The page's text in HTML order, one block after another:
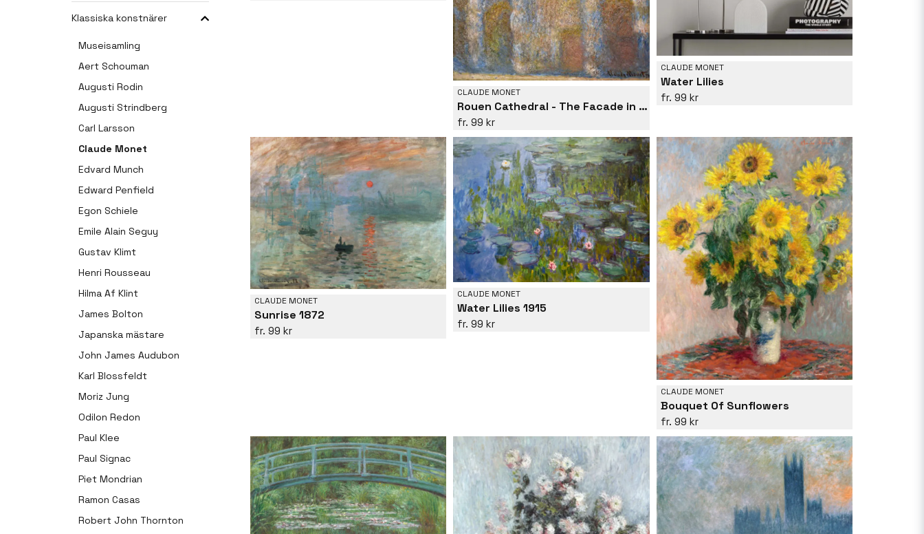
Klassiska konstnärer
Museisamling
Aert Schouman
Augusti Rodin
Augusti Strindberg
Carl Larsson
Claude Monet
Edvard Munch
Edward Penfield
Egon Schiele
Emile Alain Seguy
Gustav Klimt
Henri Rousseau
Hilma Af Klint
James Bolton
Japanska mästare
John James Audubon
Karl Blossfeldt
Moriz Jung
Odilon Redon
Paul Klee
Paul Signac
Piet Mondrian
Ramon Casas
Robert John Thornton
CLAUDE MONET
Rouen Cathedral - The Facade in Sunlight
99 kr
CLAUDE MONET
Water Lilies
99 kr
CLAUDE MONET
Sunrise 1872
99 kr
CLAUDE MONET
Water Lilies 1915
99 kr
CLAUDE MONET
Bouquet Of Sunflowers
99 kr